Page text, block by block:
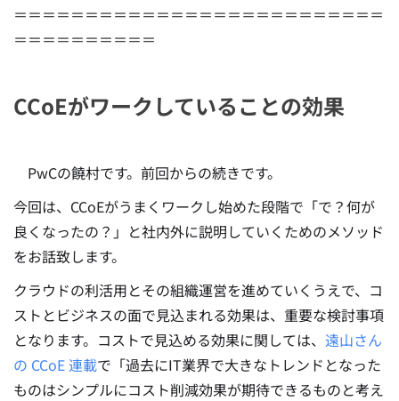
＝＝＝＝＝＝＝＝＝＝＝＝＝＝＝＝＝＝＝＝＝＝＝＝＝＝
＝＝＝＝＝＝＝＝＝＝
CCoEがワークしていることの効果
PwCの饒村です。前回からの続きです。
今回は、CCoEがうまくワークし始めた段階で「で？何が
良くなったの？」と社内外に説明していくためのメソッド
をお話致します。
クラウドの利活用とその組織運営を進めていくうえで、コ
ストとビジネスの面で見込まれる効果は、重要な検討事項
となります。 コストで見込める効果に関しては、 遠山さん
の CCoE 連載で「過去にIT業界で大きなトレンドとなった
ものはシンプルにコスト削減効果が期待できるものと考え